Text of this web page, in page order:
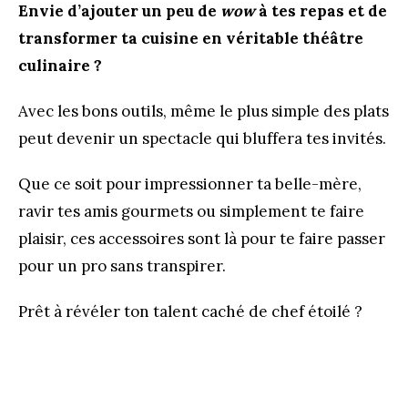
Envie d’ajouter un peu de wowà tes repas et de
transformer ta cuisine en véritable théâtre
culinaire ?
Avec les bons outils, même le plus simple des plats
peut devenir un spectacle qui bluffera tes invités.
Que ce soit pour impressionner ta belle-mère,
ravir tes amis gourmets ou simplement te faire
plaisir, ces accessoires sont là pour te faire passer
pour un pro sans transpirer.
Prêt à révéler ton talent caché de chef étoilé ?